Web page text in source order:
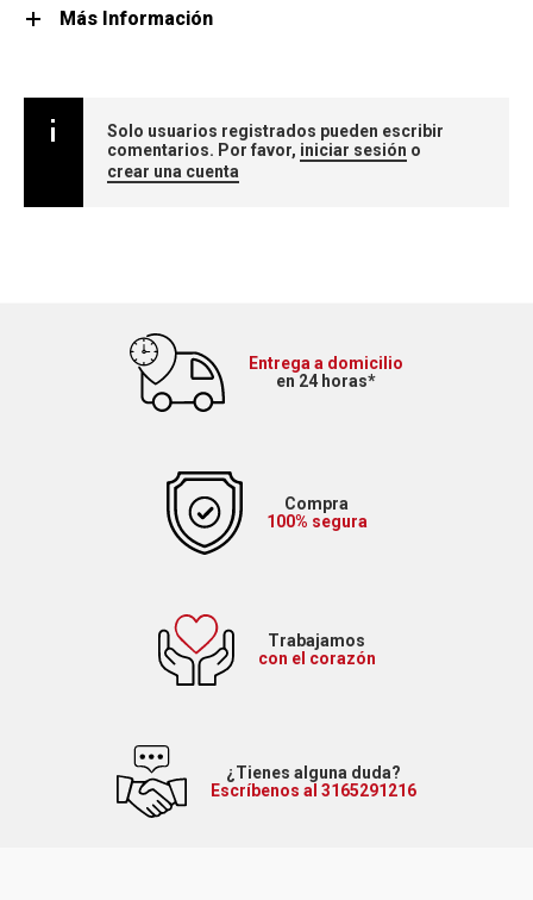
Más Información
Solo usuarios registrados pueden escribir
comentarios. Por favor, iniciar sesión o
crear una cuenta
Entrega a domicilio
en 24 horas*
Compra
100% segura
Trabajamos
con el corazón
¿Tienes alguna duda?
Escríbenos al 3165291216